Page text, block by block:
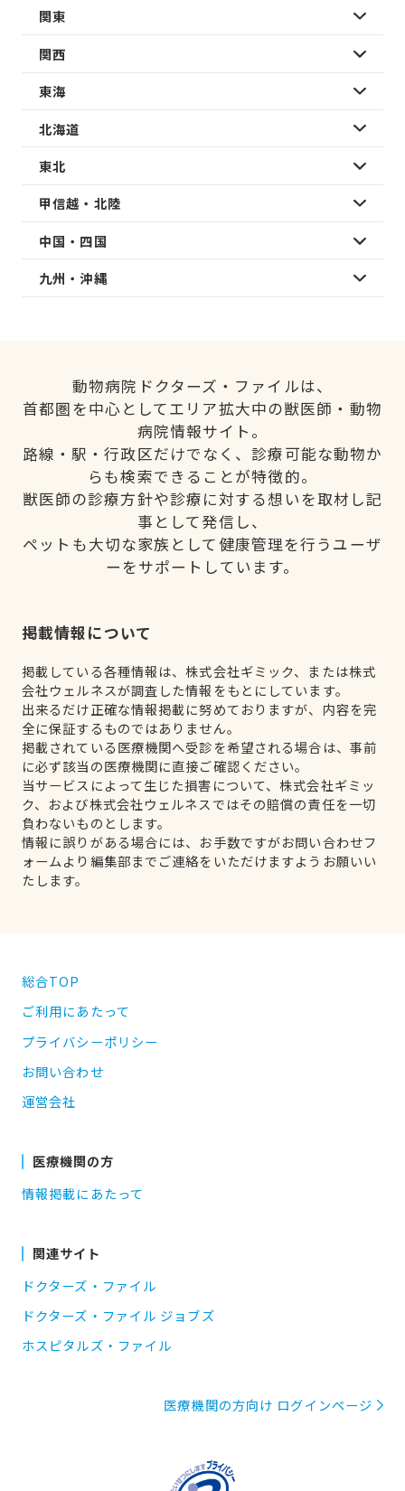
関東
関西
東海
北海道
東北
甲信越・北陸
中国・四国
九州・沖縄
動物病院ドクターズ・ファイルは、
首都圏を中心としてエリア拡大中の獣医師・動物
病院情報サイト。
路線・駅・行政区だけでなく、診療可能な動物か
らも検索できることが特徴的。
獣医師の診療方針や診療に対する想いを取材し記
事として発信し、
ペットも大切な家族として健康管理を行うユーザ
ーをサポートしています。
掲載情報について
掲載している各種情報は、株式会社ギミック、または株式
会社ウェルネスが調査した情報をもとにしています。
出来るだけ正確な情報掲載に努めておりますが、内容を完
全に保証するものではありません。
掲載されている医療機関へ受診を希望される場合は、事前
に必ず該当の医療機関に直接ご確認ください。
当サービスによって生じた損害について、株式会社ギミッ
ク、および株式会社ウェルネスではその賠償の責任を一切
負わないものとします。
情報に誤りがある場合には、お手数ですがお問い合わせフ
ォームより編集部までご連絡をいただけますようお願いい
たします。
総合TOP
ご利用にあたって
プライバシーポリシー
お問い合わせ
運営会社
医療機関の方
情報掲載にあたって
関連サイト
ドクターズ・ファイル
ドクターズ・ファイル ジョブズ
ホスピタルズ・ファイル
医療機関の方向け ログインページ